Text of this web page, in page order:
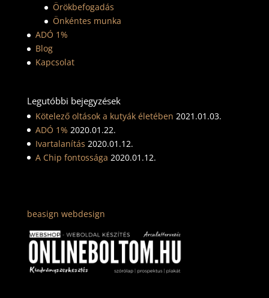
Örökbefogadás
Önkéntes munka
ADÓ 1%
Blog
Kapcsolat
Legutóbbi bejegyzések
Kötelező oltások a kutyák életében 2021.01.03.
ADÓ 1% 2020.01.22.
Ivartalanítás 2020.01.12.
A Chip fontossága 2020.01.12.
beasign webdesign